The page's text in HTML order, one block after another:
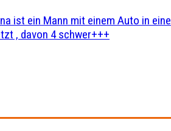
ist ein Mann mit einem Auto in eine
, davon 4 schwer+++